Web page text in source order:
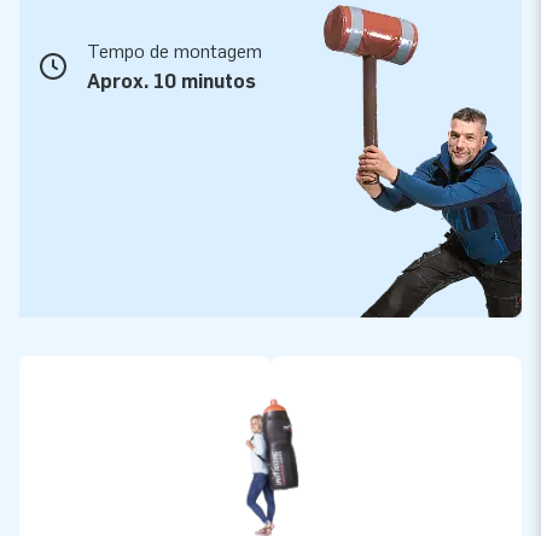
Tempo de montagem
Aprox. 10 minutos